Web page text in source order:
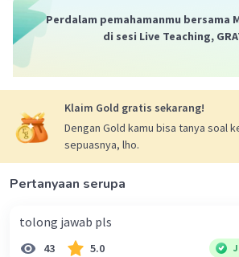
name at the airport that is
commemorate his struggle
Beri Rating ·0.0(0) Balas
Perdalam pemahamanmu bersama
di sesi Live Teaching,
Klaim Gold gratis sekarang!
Dengan Gold kamu bisa tanya soal
sepuasnya, lho.
Pertanyaan serupa
tolong jawab pls
43 5.0